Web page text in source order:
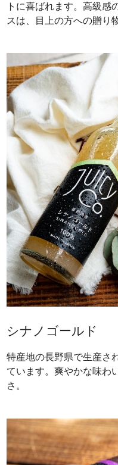
トに喜ばれます。高級感
スは、目上の方への贈り
シナノゴールド
特産地の長野県で生産さ
ています。爽やかな味わ
さ。